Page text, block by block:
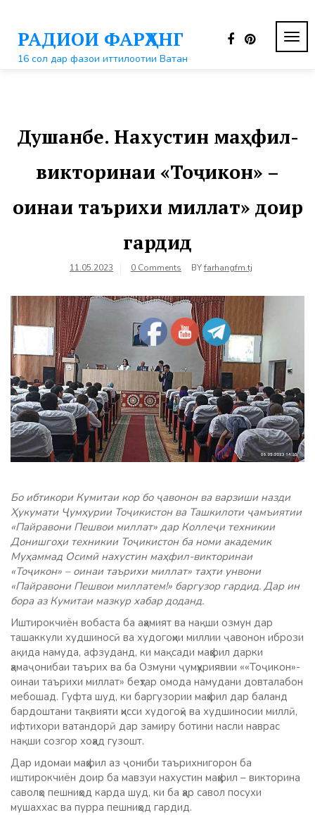
контентуРАДИОИ ФАРҲАНГ
16 сол дар фазои иттилоотии Ватан
Душанбе. Нахустин маҳфил-
викторинаи «Тоҷикон» –
оинаи таърихи миллат» доир
гардид
11.05.2023 0 Comments BYfarhangfm.tj
Бо ибтикори Кумитаи кор бо ҷавонон ва варзиши назди
Ҳукумати Ҷумҳурии Тоҷикистон ва Ташкилоти ҷамъиятии
«Пайравони Пешвои миллат» дар Коллеҷи техникии
Донишгоҳи техникии Тоҷикистон ба номи академик
Муҳаммад Осимӣ нахустин маҳфил-викторинаи
«Тоҷикон» – оинаи таърихи миллат» таҳти унвони
«Пайравони Пешвои миллатем!» баргузор гардид. Дар ин
бора аз Кумитаи мазкур хабар доданд.
Иштирокчиён вобаста ба аҳамият ва нақши озмун дар
ташаккули худшиносӣ ва худогоҳии миллии ҷавонон ибрози
ақида намуда, афзуданд, ки мақсади маҳфил дарки
ҳамаҷонибаи таърих ва ба Озмуни ҷумҳуриявии ««Тоҷикон»-
оинаи таърихи миллат» беҳтар омода намудани довталабон
мебошад. Гуфта шуд, ки баргузории маҳфил дар баланд
бардоштани тақвияти ҳисси худогоҳӣ ва худшиносии миллӣ,
ифтихори ватандорӣ дар замиру ботини насли наврас
нақши созгор хоҳад гузошт.
Дар идомаи маҳфил аз ҷониби таърихнигорон ба
иштирокчиён доир ба мавзуи нахустин маҳфил – викторина
саволҳо пешниҳод карда шуд, ки ба ҳар савол посухи
мушаххас ва пурра пешниҳод гардид.